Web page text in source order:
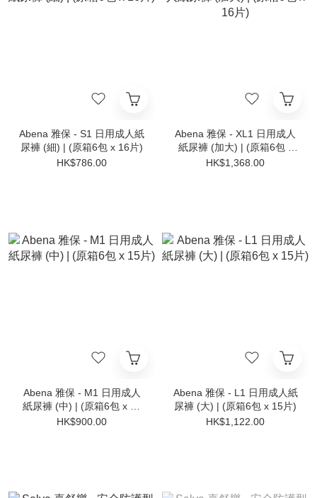
Abena 雅保 - S1 日用成人紙
尿褲 (細) | (原箱6包 x 16片)
HK$786.00
Abena 雅保 - XL1 日用成人
紙尿褲 (加大) | (原箱6包 x
16片)
HK$1,368.00
Abena 雅保 - M1 日用成人
紙尿褲 (中) | (原箱6包 x 15
片)
HK$900.00
Abena 雅保 - L1 日用成人紙
尿褲 (大) | (原箱6包 x 15片)
HK$1,122.00